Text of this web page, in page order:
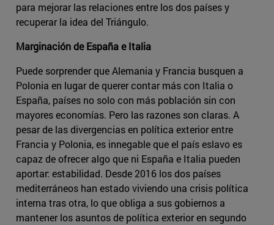
para mejorar las relaciones entre los dos países y
recuperar la idea del Triángulo.
Marginación de España e Italia
Puede sorprender que Alemania y Francia busquen a
Polonia en lugar de querer contar más con Italia o
España, países no solo con más población sin con
mayores economías. Pero las razones son claras. A
pesar de las divergencias en política exterior entre
Francia y Polonia, es innegable que el país eslavo es
capaz de ofrecer algo que ni España e Italia pueden
aportar: estabilidad. Desde 2016 los dos países
mediterráneos han estado viviendo una crisis política
interna tras otra, lo que obliga a sus gobiernos a
mantener los asuntos de política exterior en segundo